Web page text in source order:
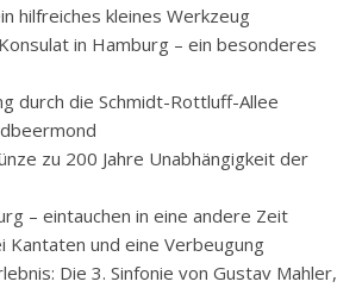
hilfreiches kleines Werkzeug
in Hamburg – ein besonderes
durch die Schmidt-Rottluff-Allee
zu 200 Jahre Unabhängigkeit der
– eintauchen in eine andere Zeit
Kantaten und eine Verbeugung
Die 3. Sinfonie von Gustav Mahler,